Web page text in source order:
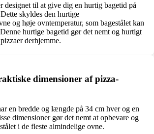
designet til at give dig en hurtig bagetid på
skyldes den hurtige
og høje ovntemperatur, som bagestålet kan
hurtige bagetid gør det nemt og hurtigt
derhjemme.
dimensioner af pizza-
en bredde og længde på 34 cm hver og en
dimensioner gør det nemt at opbevare og
i de fleste almindelige ovne.